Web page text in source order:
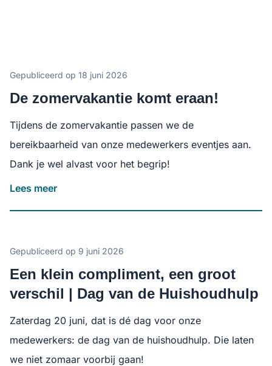
Gepubliceerd op 18 juni 2026
De zomervakantie komt eraan!
Tijdens de zomervakantie passen we de
bereikbaarheid van onze medewerkers eventjes aan.
Dank je wel alvast voor het begrip!
Lees meer
Gepubliceerd op 9 juni 2026
Een klein compliment, een groot
verschil | Dag van de Huishoudhulp
Zaterdag 20 juni, dat is dé dag voor onze
medewerkers: de dag van de huishoudhulp. Die laten
we niet zomaar voorbij gaan!